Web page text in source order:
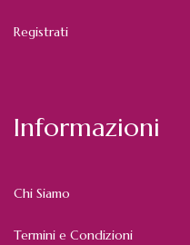
Registrati
Informazioni
Chi Siamo
Termini e Condizioni